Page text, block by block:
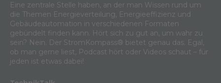
Eine zentrale Stelle haben, an der man Wissen rund um
die Themen Energieverteilung, Energieeffizienz und
Gebäudeautomation in verschiedenen Formaten
gebündelt finden kann. Hört sich zu gut an, um wahr zu
sein? Nein. Der StromKompass® bietet genau das. Egal,
ob man gerne liest, Podcast hört oder Videos schaut – für
jeden ist etwas dabei!